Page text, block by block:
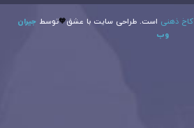
کاخ ذهنی است. طراحی سایت با عشق🧡توسط جیران
وب